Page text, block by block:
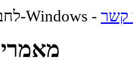
לחבילות ריסלר ל-Windows - קשר